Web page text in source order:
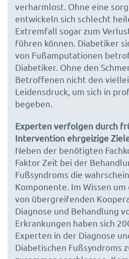
verharmlost. Ohne eine
entwickeln sich schlecht
Extremfall sogar zum
führen können. Diabetiker
von Fußamputationen
Diabetiker. Ohne den
Betroffenen nicht den
Leidensdruck, um sich in
begeben.
Experten verfolgen durch
Intervention ehrgeizige
Neben der benötigten
Faktor Zeit bei der
Fußsyndroms die
Komponente. Im Wissen
von übergreifenden
Diagnose und Behandlung
Erkrankungen haben sich
Experten in der Diagnose
Diabetischen Fußsyndroms